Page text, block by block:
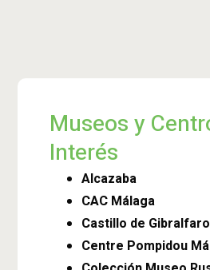
Museos y
Interés
Alcazaba
CAC Málaga
Castillo de Gibralfaro
Centre Pompidou